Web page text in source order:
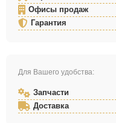
Офисы продаж
Гарантия
Для Вашего удобства:
Запчасти
Доставка